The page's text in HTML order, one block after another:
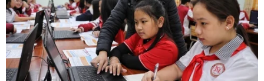
THX đưa tin, Cơ quan kiểm soát dịch bệnh Đài
Loan ngày 23/2 ghi nhận thêm hai ca nhiễm
chủng mới của virus corona gây bệnh viêm
đường hô hấp cấp COVID-19, nâng tổng số ca